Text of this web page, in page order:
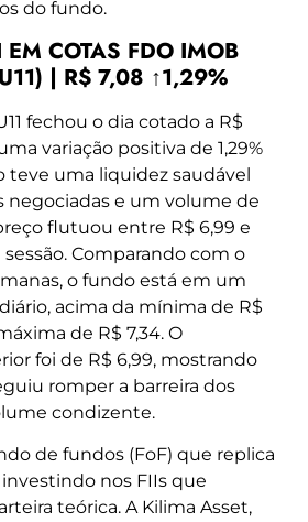
do fundo.
COTAS FDO IMOB
| R$ 7,08 ↑1,29%
fechou o dia cotado a R$
variação positiva de 1,29%
teve uma liquidez saudável
negociadas e um volume de
flutuou entre R$ 6,99 e
sessão. Comparando com o
o fundo está em um
acima da mínima de R$
de R$ 7,34. O
foi de R$ 6,99, mostrando
romper a barreira dos
condizente.
de fundos (FoF) que replica
nos FIIs que
teórica. A Kilima Asset,